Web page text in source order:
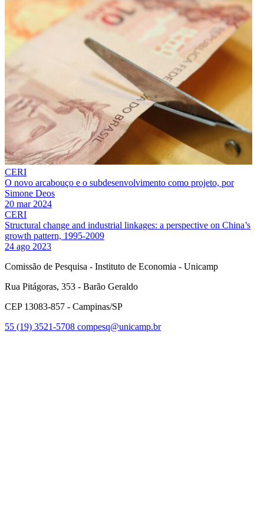
CERI
O novo arcabouço e o subdesenvolvimento como projeto, por
Simone Deos
20 mar 2024
CERI
Structural change and industrial linkages: a perspective on China’s
growth pattern, 1995-2009
24 ago 2023
Comissão de Pesquisa - Instituto de Economia - Unicamp
Rua Pitágoras, 353 - Barão Geraldo
CEP 13083-857 - Campinas/SP
55 (19) 3521-5708 compesq@unicamp.br